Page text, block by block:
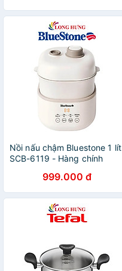
Nồi nấu chậm Bluestone 1 lít
SCB-6119 - Hàng chính
999.000 đ